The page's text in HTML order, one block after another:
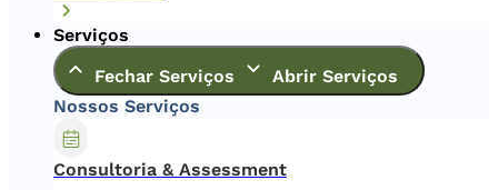
Serviços
Fechar Serviços
Abrir Serviços
Nossos Serviços
Consultoria & Assessment